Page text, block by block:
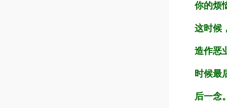
你的烦
这时候
造作恶
时候最
后一念